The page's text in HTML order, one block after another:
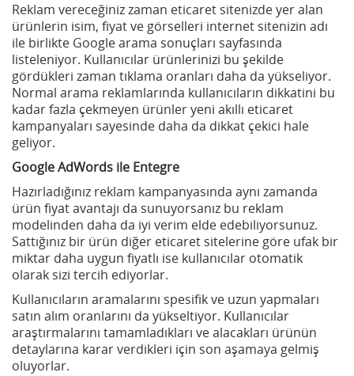
Reklam vereceğiniz zaman eticaret sitenizde yer alan
ürünlerin isim, fiyat ve görselleri internet sitenizin adı
ile birlikte Google arama sonuçları sayfasında
listeleniyor. Kullanıcılar ürünlerinizi bu şekilde
gördükleri zaman tıklama oranları daha da yükseliyor.
Normal arama reklamlarında kullanıcıların dikkatini bu
kadar fazla çekmeyen ürünler yeni akıllı eticaret
kampanyaları sayesinde daha da dikkat çekici hale
geliyor.
Google AdWords ile Entegre
Hazırladığınız reklam kampanyasında aynı zamanda
ürün fiyat avantajı da sunuyorsanız bu reklam
modelinden daha da iyi verim elde edebiliyorsunuz.
Sattığınız bir ürün diğer eticaret sitelerine göre ufak bir
miktar daha uygun fiyatlı ise kullanıcılar otomatik
olarak sizi tercih ediyorlar.
Kullanıcıların aramalarını spesifik ve uzun yapmaları
satın alım oranlarını da yükseltiyor. Kullanıcılar
araştırmalarını tamamladıkları ve alacakları ürünün
detaylarına karar verdikleri için son aşamaya gelmiş
oluyorlar.